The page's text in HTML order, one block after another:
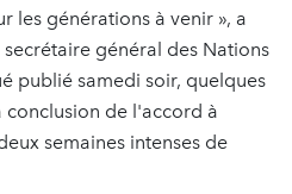
les générations à venir », a
général des Nations
publié samedi soir, quelques
conclusion de l'accord à
semaines intenses de